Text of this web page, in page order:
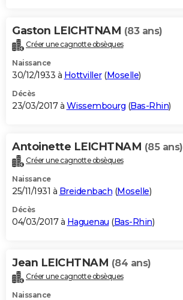
Gaston LEICHTNAM (83 ans)
Créer une cagnotte obsèques
Naissance
30/12/1933 à Hottviller(Moselle)
Décès
23/03/2017 à Wissembourg (Bas-Rhin)
Antoinette LEICHTNAM (85 ans)
Créer une cagnotte obsèques
Naissance
25/11/1931 à Breidenbach (Moselle)
Décès
04/03/2017 à Haguenau (Bas-Rhin)
Jean LEICHTNAM (84 ans)
Créer une cagnotte obsèques
Naissance